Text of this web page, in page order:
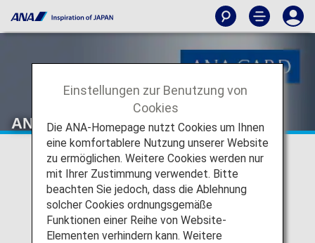
ANA Card Desk
Einstellungen zur Benutzung von
Cookies
Die ANA-Homepage nutzt Cookies um Ihnen
eine komfortablere Nutzung unserer Website
zu ermöglichen. Weitere Cookies werden nur
mit Ihrer Zustimmung verwendet. Bitte
beachten Sie jedoch, dass die Ablehnung
solcher Cookies ordnungsgemäße
Funktionen einer Reihe von Website-
Elementen verhindern kann. Weitere